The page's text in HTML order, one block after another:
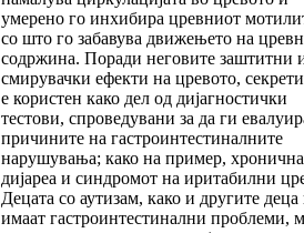
умерено го инхибира цревниот
со што го забавува движењето на
содржина. Поради неговите заштитни
смирувачки ефекти на цревото,
е користен како дел од дијагностички
тестови, спроведувани за да ги
причините на гастроинтестиналните
нарушувања; како на пример,
дијареа и синдромот на иритабилни
Децата со аутизам, како и другите
имаат гастроинтестинални проблеми,